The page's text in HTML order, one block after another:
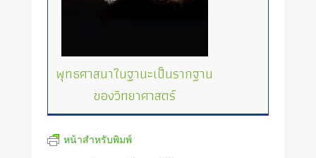
พุทธศาสนาในฐานะเป็นรากฐาน
ของวิทยาศาสตร์
หน้าสำหรับพิมพ์